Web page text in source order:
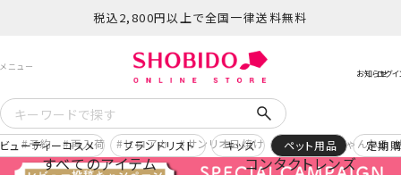
税込2,800円以上で全国一律送料無料
予約 再入荷 ヒロアカ サンリオ日焼け コスメヲタちゃんねる
すべてのアイテム コンタクトレンズ
ビューティーコスメ ブランドリスト キッズ ペット用品 定期